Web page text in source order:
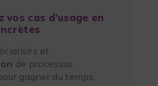
vos cas d’usage en
et
de processus
gagner du temps,